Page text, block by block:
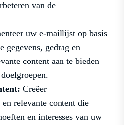
van de
uw e-maillijst op basis
gegevens, gedrag en
content aan te bieden
Creëer
en relevante content die
en interesses van uw